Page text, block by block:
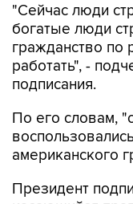
"Сейчас люди
богатые люди
гражданство по
работать", -
подписания.
По его словам,
американского
Президент